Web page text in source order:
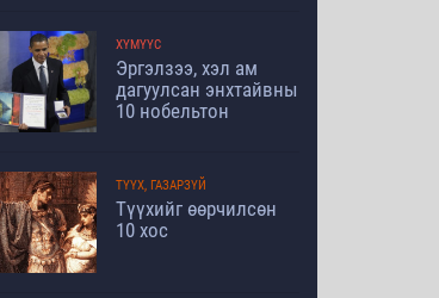
ХҮМҮҮС
Эргэлзээ, хэл ам
дагуулсан энхтайвны
10 нобельтон
ТҮҮХ, ГАЗАРЗҮЙ
Түүхийг өөрчилсөн
10 хос